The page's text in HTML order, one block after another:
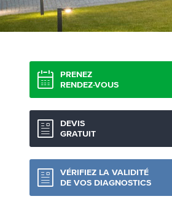
PRENEZ
RENDEZ-VOUS
DEVIS
GRATUIT
VÉRIFIEZ LA VALIDITÉ
DE VOS DIAGNOSTICS